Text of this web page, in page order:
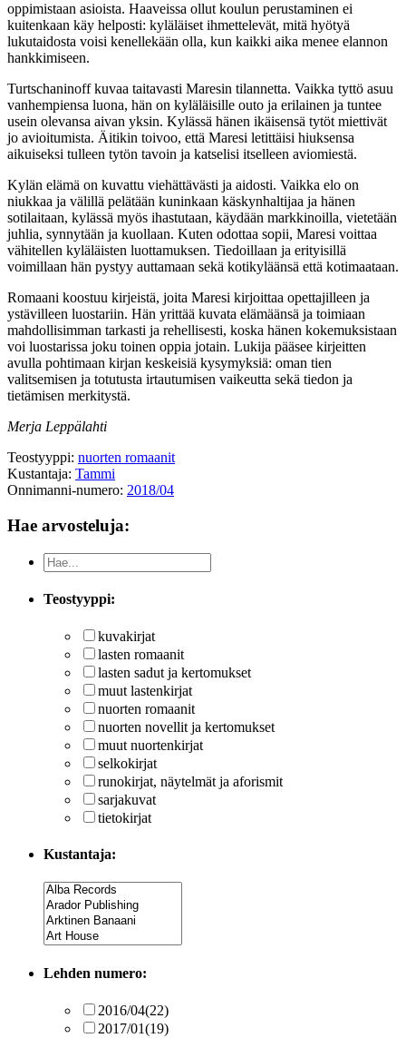
oppimistaan asioista. Haaveissa ollut koulun perustaminen ei
kuitenkaan käy helposti: kyläläiset ihmettelevät, mitä hyötyä
lukutaidosta voisi kenellekään olla, kun kaikki aika menee elannon
hankkimiseen.
Turtschaninoff kuvaa taitavasti Maresin tilannetta. Vaikka tyttö asuu
vanhempiensa luona, hän on kyläläisille outo ja erilainen ja tuntee
usein olevansa aivan yksin. Kylässä hänen ikäisensä tytöt miettivät
jo avioitumista. Äitikin toivoo, että Maresi letittäisi hiuksensa
aikuiseksi tulleen tytön tavoin ja katselisi itselleen aviomiestä.
Kylän elämä on kuvattu viehättävästi ja aidosti. Vaikka elo on
niukkaa ja välillä pelätään kuninkaan käskynhaltijaa ja hänen
sotilaitaan, kylässä myös ihastutaan, käydään markkinoilla, vietetään
juhlia, synnytään ja kuollaan. Kuten odottaa sopii, Maresi voittaa
vähitellen kyläläisten luottamuksen. Tiedoillaan ja erityisillä
voimillaan hän pystyy auttamaan sekä kotikyläänsä että kotimaataan.
Romaani koostuu kirjeistä, joita Maresi kirjoittaa opettajilleen ja
ystävilleen luostariin. Hän yrittää kuvata elämäänsä ja toimiaan
mahdollisimman tarkasti ja rehellisesti, koska hänen kokemuksistaan
voi luostarissa joku toinen oppia jotain. Lukija pääsee kirjeitten
avulla pohtimaan kirjan keskeisiä kysymyksiä: oman tien
valitsemisen ja totutusta irtautumisen vaikeutta sekä tiedon ja
tietämisen merkitystä.
Merja Leppälahti
Teostyyppi: nuorten romaanit
Kustantaja: Tammi
Onnimanni-numero: 2018/04
Hae arvosteluja:
Teostyyppi:
kuvakirjat
lasten romaanit
lasten sadut ja kertomukset
muut lastenkirjat
nuorten romaanit
nuorten novellit ja kertomukset
muut nuortenkirjat
selkokirjat
runokirjat, näytelmät ja aforismit
sarjakuvat
tietokirjat
Kustantaja:
Lehden numero:
2016/04(22)
2017/01(19)